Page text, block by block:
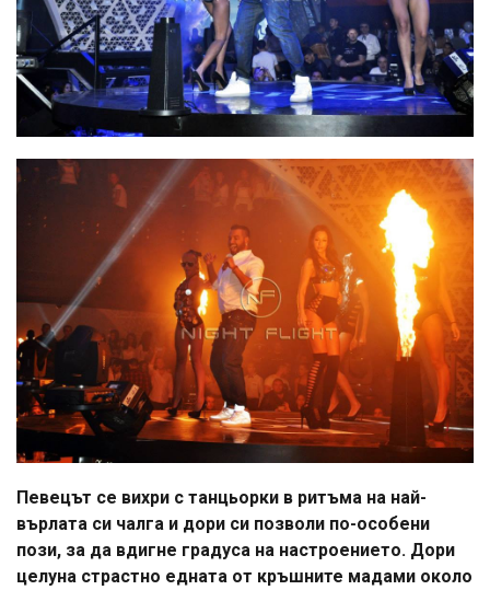
Певецът се вихри с танцьорки в ритъма на най-
върлата си чалга и дори си позволи по-особени
пози, за да вдигне градуса на настроението. Дори
целуна страстно едната от кръшните мадами около